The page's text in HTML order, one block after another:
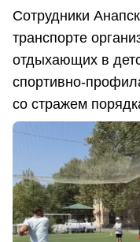
Сотрудники
транспорте
отдыхающих в
спортивно-
со стражем